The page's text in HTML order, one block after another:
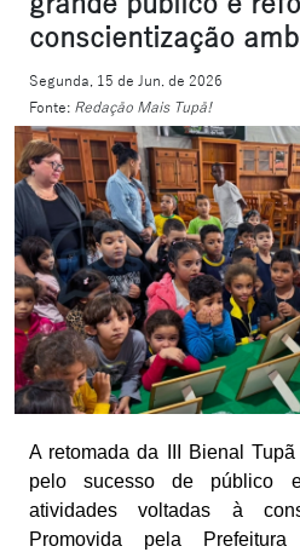
conscientização
Segunda, 15 de Jun. de 2026
Fonte: Redação Mais Tupã!
A retomada da III Bienal
pelo sucesso de público
atividades voltadas à
Promovida pela